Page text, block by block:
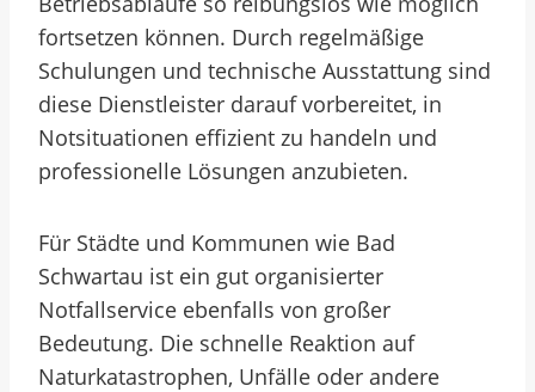
fortsetzen können. Durch regelmäßige
Schulungen und technische Ausstattung sind
diese Dienstleister darauf vorbereitet, in
Notsituationen effizient zu handeln und
professionelle Lösungen anzubieten.
Für Städte und Kommunen wie Bad
Schwartau ist ein gut organisierter
Notfallservice ebenfalls von großer
Bedeutung. Die schnelle Reaktion auf
Naturkatastrophen, Unfälle oder andere